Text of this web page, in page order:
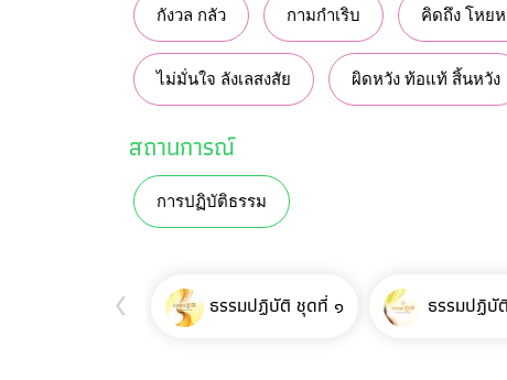
กังวล กลัว กามกำเริบ คิดถึง โหยห
ไม่มั่นใจ ลังเลสงสัย ผิดหวัง ท้อแท้ สิ้นหวัง
สถานการณ์
การปฏิบัติธรรม
ธรรมปฏิบัติ ชุดที่ ๑ ธรรมปฏิ
‹